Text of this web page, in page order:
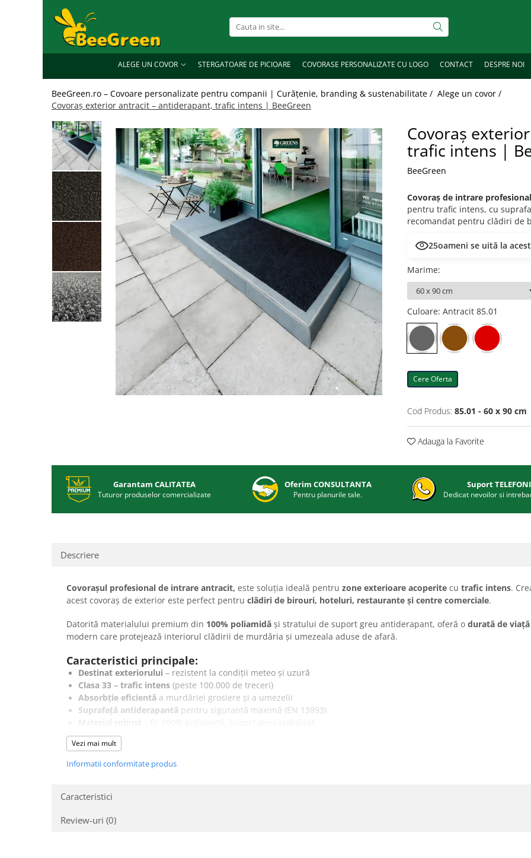
Alege un covor
Covoare de interior
Covoare personalizate
Covoare profesionale
Covoare ergonomice anti-oboseală
Covoare din aluminiu
ALEGE UN COVOR STERGATOARE DE PICIOARE COVORASE PERSONALIZATE CU LOGO CONTACT DESPRE NOI
BeeGreen.ro – Covoare personalizate pentru companii | Curățenie, branding & sustenabilitate / Alege un covor /
Covoraș exterior antracit – antiderapant, trafic intens | BeeGreen
Covoraș
trafic intens |
BeeGreen
Covoraș de intrare
pentru trafic intens, cu
recomandat pentru clădiri de
25oameni se uită la
Marime:
Culoare: Antracit 85.01
Cere Oferta
Cod Produs: 85.01 - 60 x 90 cm
Adauga la Favorite
Garantam CALITATEA
Tuturor produselor comercializate
Oferim CONSULTANTA
Pentru planurile tale.
Suport
Dedicat nevoilor si
Descriere
Covorașul profesional de intrare antracit, este soluția ideală pentru zone exterioare acoperite cu trafic intens.
acest covoraș de exterior este perfect pentru clădiri de birouri, hoteluri, restaurante și centre comerciale.
Datorită materialului premium din 100% poliamidă și stratului de suport greu antiderapant, oferă o durată de
modern care protejează interiorul clădirii de murdăria și umezeala aduse de afară.
Caracteristici principale:
Destinat exteriorului – rezistent la condiții meteo și uzură
Clasa 33 – trafic intens (peste 100.000 de treceri)
Absorbție eficientă a murdăriei grosiere și a umezelii
Suprafață antiderapantă pentru siguranță maximă (EN 13893)
Durată de viață mare
Disponibil în dimensiuni standard și rolă de 20 m
De ce să îl alegeți:
Reduce riscul de alunecare datorită suprafeței antiderapante
Protejează pardoselile și reduce costurile de întreținere
Vezi mai mult
Informatii conformitate produs
Caracteristici
Review-uri (0)